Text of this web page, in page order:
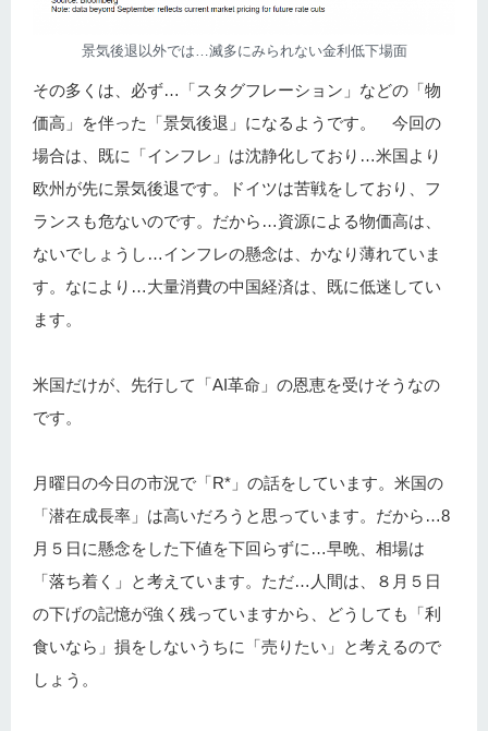
景気後退以外では…滅多にみられない金利低下場面
その多くは、必ず…「スタグフレーション」などの「物
価高」を伴った「景気後退」になるようです。 今回の
場合は、既に「インフレ」は沈静化しており…米国より
欧州が先に景気後退です。ドイツは苦戦をしており、フ
ランスも危ないのです。だから…資源による物価高は、
ないでしょうし…インフレの懸念は、かなり薄れていま
す。なにより…大量消費の中国経済は、既に低迷してい
ます。
米国だけが、先行して「AI革命」の恩恵を受けそうなの
です。
月曜日の今日の市況で「R*」の話をしています。米国の
「潜在成長率」は高いだろうと思っています。だから…8
月５日に懸念をした下値を下回らずに…早晩、相場は
「落ち着く」と考えています。ただ…人間は、８月５日
の下げの記憶が強く残っていますから、どうしても「利
食いなら」損をしないうちに「売りたい」と考えるので
しょう。